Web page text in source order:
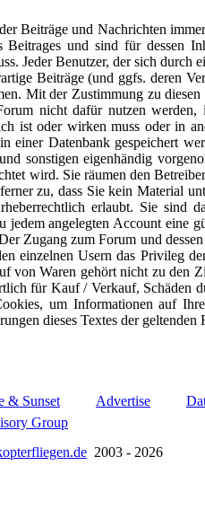
Beiträge und Nachrichten
Beitrages und sind für
Jeder Benutzer, der sich
Beiträge (und ggfs. deren
Mit der Zustimmung zu
nicht dafür nutzen
ist oder wirken muss oder in
einer Datenbank gespeichert
sonstigen eigenhändig
wird. Sie räumen den
zu, dass Sie kein Material
erlaubt. Sie sind
jedem angelegten Account
Zugang zum Forum und
einzelnen Usern das Privileg
Waren gehört nicht zu den
für Kauf / Verkauf,
um Informationen auf
dieses Textes der
& Sunset Advertise
Group
2003 - 2026